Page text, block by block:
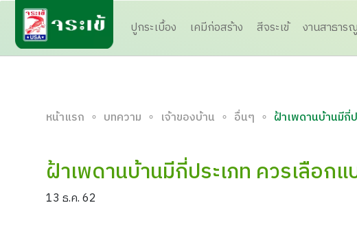
ปูกระเบื้อง เคมีก่อสร้าง สีจระเข้ งานสาธาร
หน้าแรก ∘ บทความ ∘ เจ้าของบ้าน ∘ อื่นๆ ∘ ฝ้าเพดานบ้านมีกี่
ฝ้าเพดานบ้านมีกี่ประเภท ควรเลือกแ
13 ธ.ค. 62